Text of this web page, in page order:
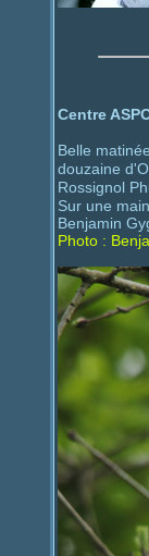
Centre
Belle
douzaine
Rossignol
Sur une
Benjamin
Photo :